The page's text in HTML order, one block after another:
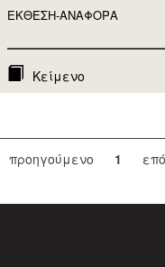
ΕΚΘΕΣΗ-ΑΝΑΦΟΡA
Κείμενο
προηγούμενο 1